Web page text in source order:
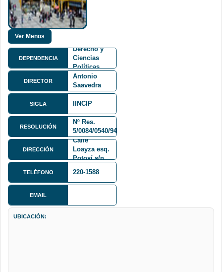
DEPENDENCIA
Derecho y
Ciencias
Políticas
FDCP
DIRECTOR
Dr. Marco
Antonio
Saavedra
Mogro
SIGLA IINCIP
RESOLUCIÓN
Nº Res.
5/0084/0540/94
DIRECCIÓN
Calle
Loayza esq.
Potosí s/n
TELÉFONO 220-1588
EMAIL
UBICACIÓN: